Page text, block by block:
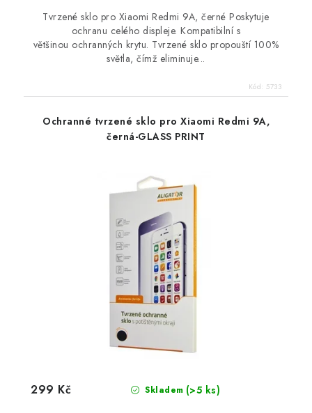
Tvrzené sklo pro Xiaomi Redmi 9A, černé Poskytuje
ochranu celého displeje. Kompatibilní s
většinou ochranných krytu. Tvrzené sklo propouští 100%
světla, čímž eliminuje...
Kód: 5733
Ochranné tvrzené sklo pro Xiaomi Redmi 9A,
černá-GLASS PRINT
Skladem (>5 ks)
299 Kč